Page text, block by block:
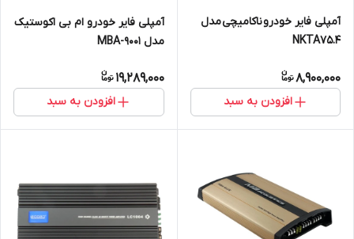
آمپلی فایر خودرو ناکامیچی مدل
NKTA75.4
8,900,000
افزودن به سبد
آمپلی فایر خودرو ام بی اکوستیک
مدل MBA-9001
19,289,000
افزودن به سبد